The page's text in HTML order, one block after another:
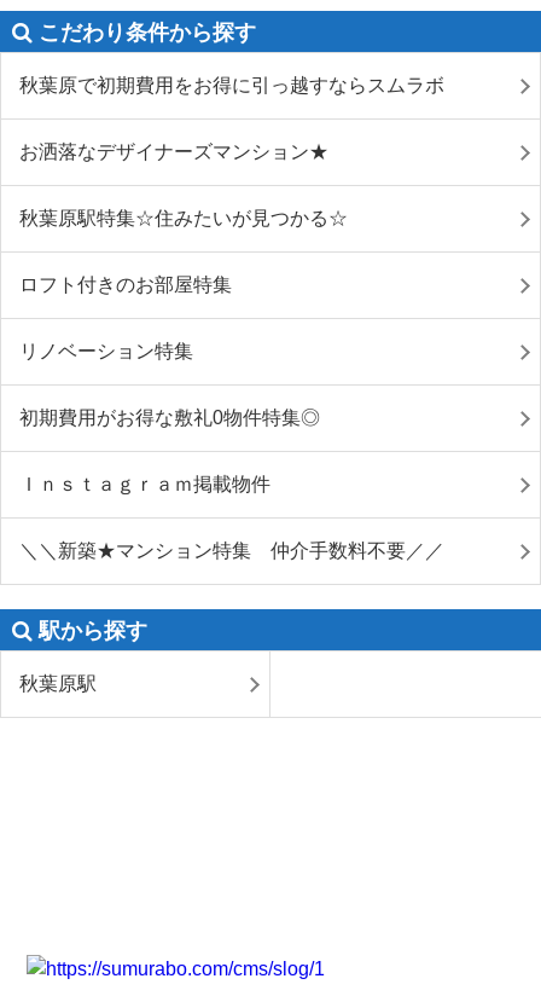
こだわり条件から探す
秋葉原で初期費用をお得に引っ越すならスムラボ
お洒落なデザイナーズマンション★
秋葉原駅特集☆住みたいが見つかる☆
ロフト付きのお部屋特集
リノベーション特集
初期費用がお得な敷礼0物件特集◎
Ｉｎｓｔａｇｒａｍ掲載物件
＼＼新築★マンション特集 仲介手数料不要／／
駅から探す
秋葉原駅